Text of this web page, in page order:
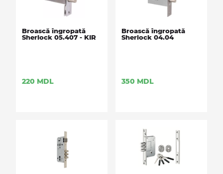
Broască îngropată
Sherlock 05.407 - KIR
220 MDL
Broască îngropată
Sherlock 04.04
350 MDL